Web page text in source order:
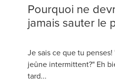
Pourquoi ne
jamais sauter le
Je sais ce que tu
jeûne intermittent?" Eh
tard...